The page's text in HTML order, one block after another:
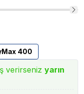
400
verirseniz yarın